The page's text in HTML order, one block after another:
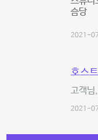
슴당
2021-
호스
고객님
2021-